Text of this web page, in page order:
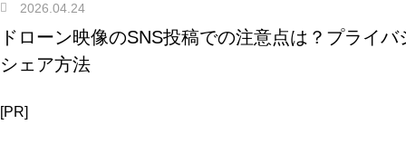
2026.04.24
ドローン映像のSNS投稿での注意点は？プライ
シェア方法
[PR]